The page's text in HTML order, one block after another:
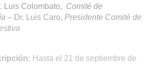
Luis Colombato, Comité de
– Dr. Luis Caro, Presidente Comité de
Hasta el 21 de septiembre de